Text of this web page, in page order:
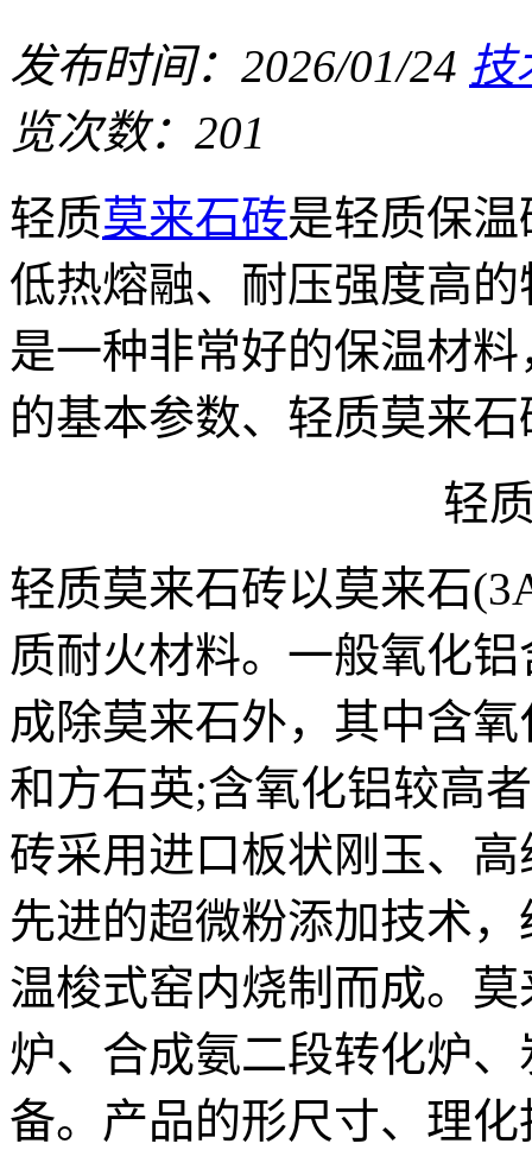
发布时间：2026/01/24 技
览次数：201
轻质莫来石砖是轻质保
低热熔融、耐压强度高
是一种非常好的保温材
的基本参数、轻质莫来
轻
轻质莫来石砖以莫来石
质耐火材料。一般氧化
成除莫来石外，其中含
和方石英;含氧化铝较高
砖采用进口板状刚玉、
先进的超微粉添加技术
温梭式窑内烧制而成。
炉、合成氨二段转化炉
备。产品的形尺寸、理